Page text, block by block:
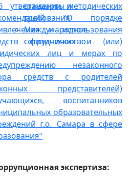
стандарты и
требования
Международное
сотрудничество
утверждении методических
"О порядке
и использования
физических и (или)
лиц и мерах по
незаконного
средств с родителей
представителей)
воспитанников
образовательных
г.о. Самара в сфере
экспертиза: